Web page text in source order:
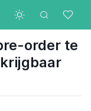
order te